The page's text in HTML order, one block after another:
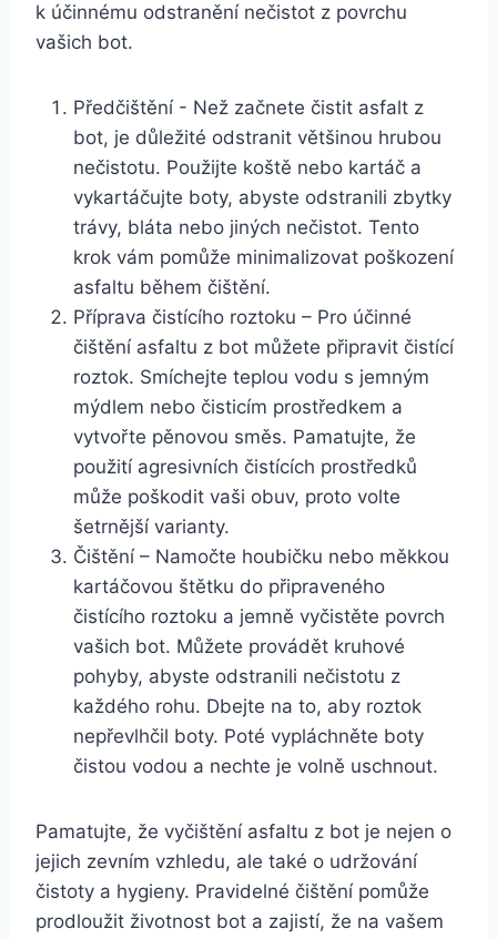
k účinnému odstranění nečistot z povrchu
vašich bot.
Předčištění ⁢- Než ‍začnete‍ čistit asfalt z
bot, je ⁤důležité odstranit‍ většinou hrubou‍
nečistotu. ⁢Použijte⁤ koště nebo kartáč a
vykartáčujte boty, abyste odstranili zbytky
trávy, bláta nebo‌ jiných ⁣nečistot. Tento
krok ​vám pomůže ⁢minimalizovat⁣ poškození⁣
asfaltu během čištění.
Příprava⁢ čistícího ⁣roztoku – Pro účinné
čištění⁢ asfaltu z⁣ bot můžete ⁢připravit čistící ​
roztok. ‍Smíchejte teplou ⁢vodu‍ s jemným
mýdlem nebo čisticím prostředkem a
vytvořte pěnovou‌ směs. Pamatujte, že
‍použití agresivních​ čistících prostředků
může⁢ poškodit ⁢vaši obuv, proto⁢ volte‌
šetrnější ‌varianty.
Čištění – Namočte houbičku nebo ⁢měkkou
kartáčovou štětku do připraveného
čistícího roztoku a jemně vyčistěte‌ povrch
vašich bot. Můžete provádět kruhové
‍pohyby, abyste odstranili nečistotu z
‍každého rohu. Dbejte na to, aby‍ roztok
nepřevlhčil⁣ boty.‍ Poté vypláchněte boty
čistou‌ vodou a nechte je‌ volně uschnout.
Pamatujte, že ‌vyčištění asfaltu z bot je nejen o
⁤jejich ‌zevním vzhledu, ale také ​o udržování
čistoty a​ hygieny. Pravidelné čištění pomůže
⁣prodloužit životnost ‌bot a zajistí, že na vašem